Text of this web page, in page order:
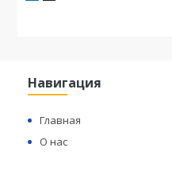
Навигация
Главная
О нас